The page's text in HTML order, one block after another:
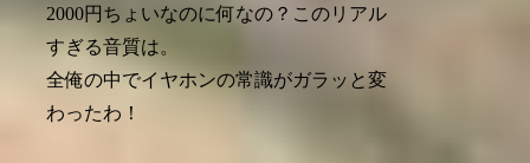
2000円ちょいなのに何なの？このリアル
すぎる音質は。
全俺の中でイヤホンの常識がガラッと変
わったわ！